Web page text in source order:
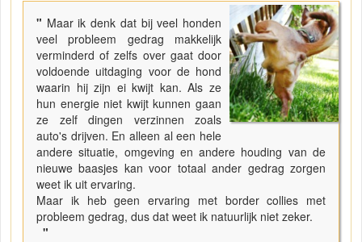
" Maar ik denk dat bij veel honden
veel probleem gedrag makkelijk
verminderd of zelfs over gaat door
voldoende uitdaging voor de hond
waarin hij zijn ei kwijt kan. Als ze
hun energie niet kwijt kunnen gaan
ze zelf dingen verzinnen zoals
auto's drijven. En alleen al een hele
andere situatie, omgeving en andere houding van de
nieuwe baasjes kan voor totaal ander gedrag zorgen
weet ik uit ervaring.
Maar ik heb geen ervaring met border collies met
probleem gedrag, dus dat weet ik natuurlijk niet zeker.
"